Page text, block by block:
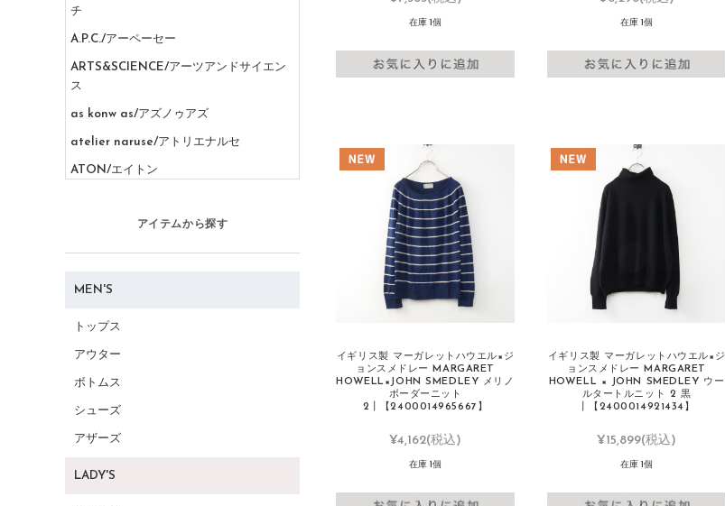
在庫 1個 在庫 1個
イギリス製 マーガレットハウエル×ジ
ョンスメドレー MARGARET
HOWELL×JOHN SMEDLEY メリノ
ボーダーニット
2┃【2400014965667】
¥4,162(税込)
在庫 1個
イギリス製 マーガレットハウエル×ジ
ョンスメドレー MARGARET
HOWELL × JOHN SMEDLEY ウー
ルタートルニット 2 黒
┃【2400014921434】
¥15,899(税込)
在庫 1個
チ
A.P.C./アーペーセー
ARTS&SCIENCE/アーツアンドサイエン
ス
as konw as/アズノゥアズ
atelier naruse/アトリエナルセ
ATON/エイトン
BASCO/バスコ
BALENCIAGA/バレンシアガ
ル
BIRKENSTOCK/ビルケンシュトック
BLAMINK/ブラミンク
BLUE LABEL CRESTBRIDGE/ブルーレ
アイテムから探す
MEN'S
トップス
アウター
ボトムス
シューズ
アザーズ
LADY'S